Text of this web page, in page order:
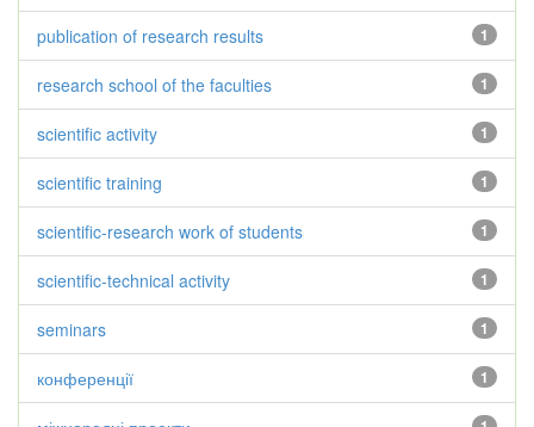
1
publication of research results
1
research school of the faculties
1
scientific activity
1
scientific training
1
scientific-research work of students
1
scientific-technical activity
1
seminars
1
конференції